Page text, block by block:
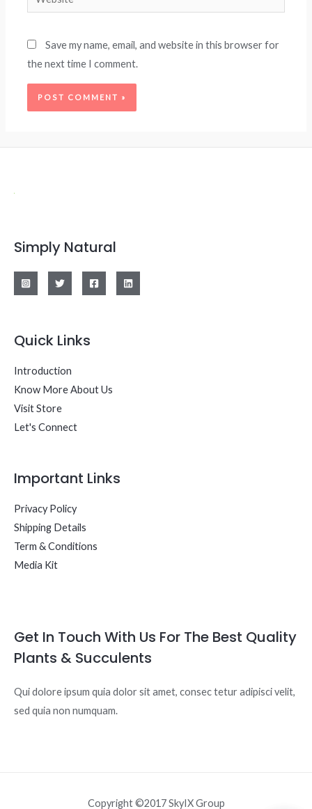
Save my name, email, and website in this browser for
the next time I comment.
Simply Natural
Quick Links
Introduction
Know More About Us
Visit Store
Let's Connect
Important Links
Privacy Policy
Shipping Details
Term & Conditions
Media Kit
Get In Touch With Us For The Best Quality
Plants & Succulents
Qui dolore ipsum quia dolor sit amet, consec tetur adipisci velit,
sed quia non numquam.
Copyright ©2017 SkyIX Group